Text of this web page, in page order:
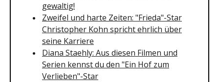
gewaltig!
Zweifel und harte Zeiten: "Frieda"-Star
Christopher Kohn spricht ehrlich über
seine Karriere
Diana Staehly: Aus diesen Filmen und
Serien kennst du den "Ein Hof zum
Verlieben"-Star